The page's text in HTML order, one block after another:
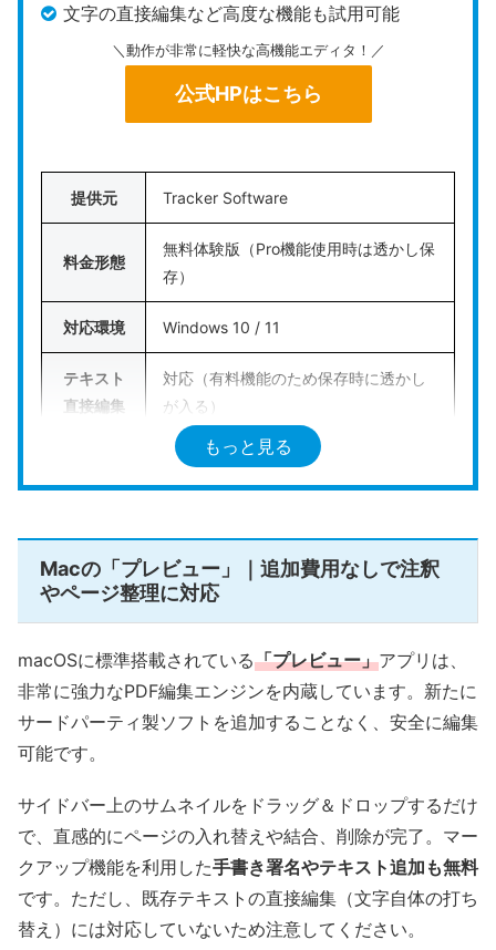
このソフトは、既存テキストの直接編集やページの
結合といった作業には対応していません。ただし、
テキストのハイライトや吹き出しによる
を加えないアノテーション機能も充実しており、描
画精度の高さとバグの少なさは特筆すべきポイント
と言ってよいでしょう。
ェックコメント追加や署名の記載を最も安定した動
作環境で行いたい方におすすめです。
公式HPはこちら
文字の直接編集など高度な機能も試用可能
＼動作が非常に軽快な高機能エディタ！／
公式HPはこちら
提供元 Tracker Software
料金形態
無料体験版（Pro機能使用時は透かし保
存）
対応環境 Windows 10 / 11
テキスト
直接編集
対応（有料機能のため保存時に透かし
が入る）
作（結
割）
透かし
（ウォー
ク）
回数・容
量制限
ローカル
動作
対応
公式HP https://www.tracker-software.com/
PDF-XChange Editor
は、Tracker Software社が開
もっと見る
Macの「プレビュー」｜追加費用なしで注釈
やページ整理に対応
macOSに標準搭載されている「プレビュー」アプリは、
非常に強力なPDF編集エンジンを内蔵しています。新たに
サードパーティ製ソフトを追加することなく、安全に編集
可能です。
サイドバー上のサムネイルをドラッグ＆ドロップするだけ
で、直感的にページの入れ替えや結合、削除が完了。マー
クアップ機能を利用した手書き署名やテキスト追加も無料
です。ただし、既存テキストの直接編集（文字自体の打ち
替え）には対応していないため注意してください。